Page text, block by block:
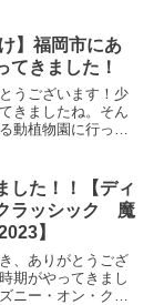
...】福岡市にあ
てきました！
うございます！少
きましたね。そん
動植物園に行って
しましたが、車が
台...
した！！【ディ
ラッシック 魔
夜の音楽会 2023】
、ありがとうござ
期がやってきまし
ニー・オン・クラ